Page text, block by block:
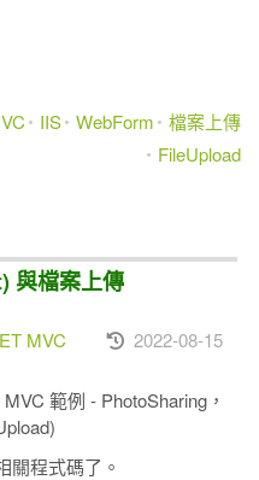
IIS WebForm
檔案上傳
FileUpload
與檔案上傳
MVC 2022-08-15
範例 - PhotoSharing，
關程式碼了。